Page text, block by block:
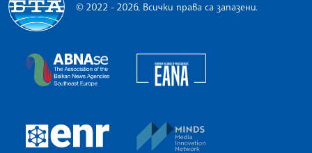
© 2022 - 2026, Всички права са запазени.
The Assocoation of the Balkan News Agencies
European Newsroom